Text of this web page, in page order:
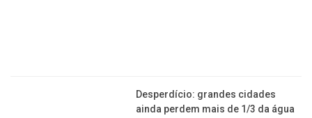
Desperdício: grandes cidades
ainda perdem mais de 1/3 da água